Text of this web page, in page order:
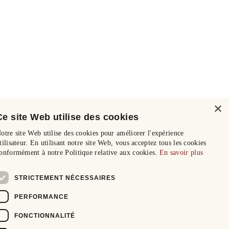
×
site Web utilise des cookies
site Web utilise des cookies pour améliorer l'expérience
En utilisant notre site Web, vous acceptez tous les cookies
à notre Politique relative aux cookies. En savoir plus
STRICTEMENT NÉCESSAIRES
PERFORMANCE
FONCTIONNALITÉ